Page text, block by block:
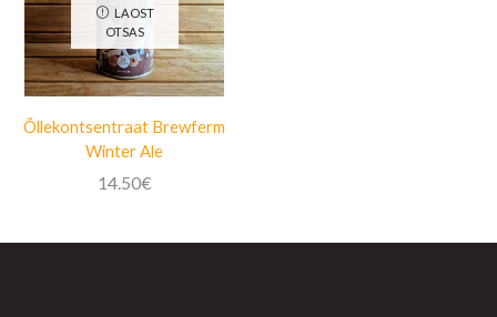
LAOST
OTSAS
Õllekontsentraat Brewferm
Winter Ale
14.50€